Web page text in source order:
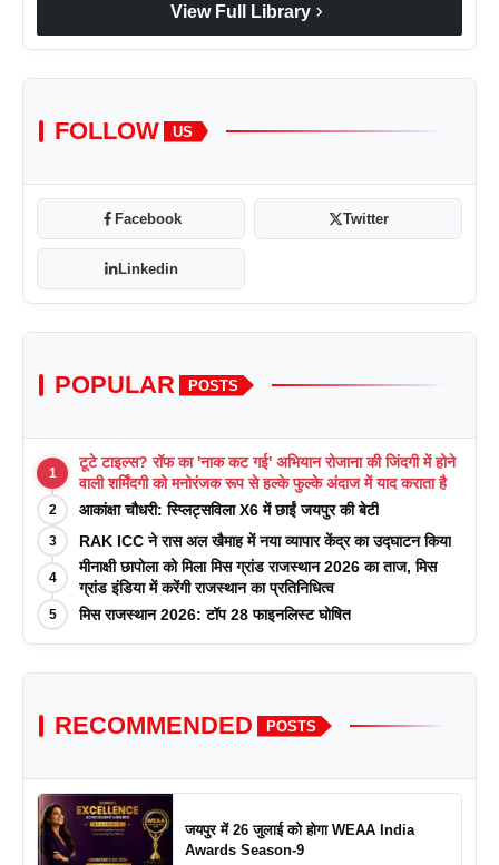
View Full Library chevron_right
FOLLOW US
Facebook Twitter
Linkedin
POPULAR POSTS
1
टूटे टाइल्स? रॉफ का 'नाक कट गई' अभियान रोजाना की जिंदगी में होने
वाली शर्मिंदगी को मनोरंजक रूप से हल्के फुल्के अंदाज में याद कराता है
2 आकांक्षा चौधरी: स्प्लिट्सविला X6 में छाईं जयपुर की बेटी
3 RAK ICC ने रास अल खैमाह में नया व्यापार केंद्र का उद्घाटन किया
4
मीनाक्षी छापोला को मिला मिस ग्रांड राजस्थान 2026 का ताज, मिस
ग्रांड इंडिया में करेंगी राजस्थान का प्रतिनिधित्व
5 मिस राजस्थान 2026: टॉप 28 फाइनलिस्ट घोषित
RECOMMENDED POSTS
जयपुर में 26 जुलाई को होगा WEAA India
Awards Season-9